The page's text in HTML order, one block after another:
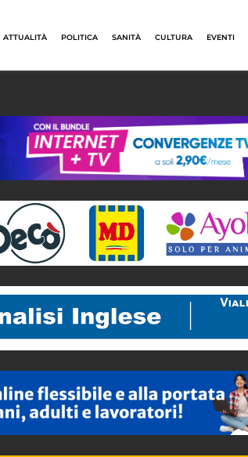
ATTUALITÀ POLITICA SANITÀ CULTURA EVENTI